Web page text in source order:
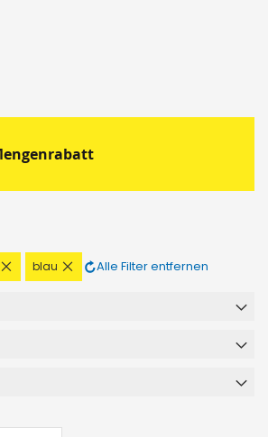
Diesen
Artikel
blau
Diesen
Artikel
Alle Filter entfernen